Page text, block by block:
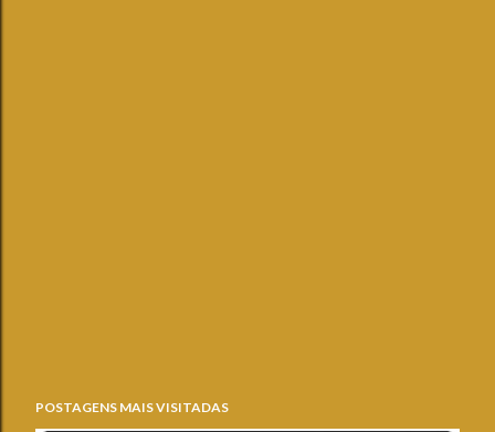
POSTAGENS MAIS VISITADAS